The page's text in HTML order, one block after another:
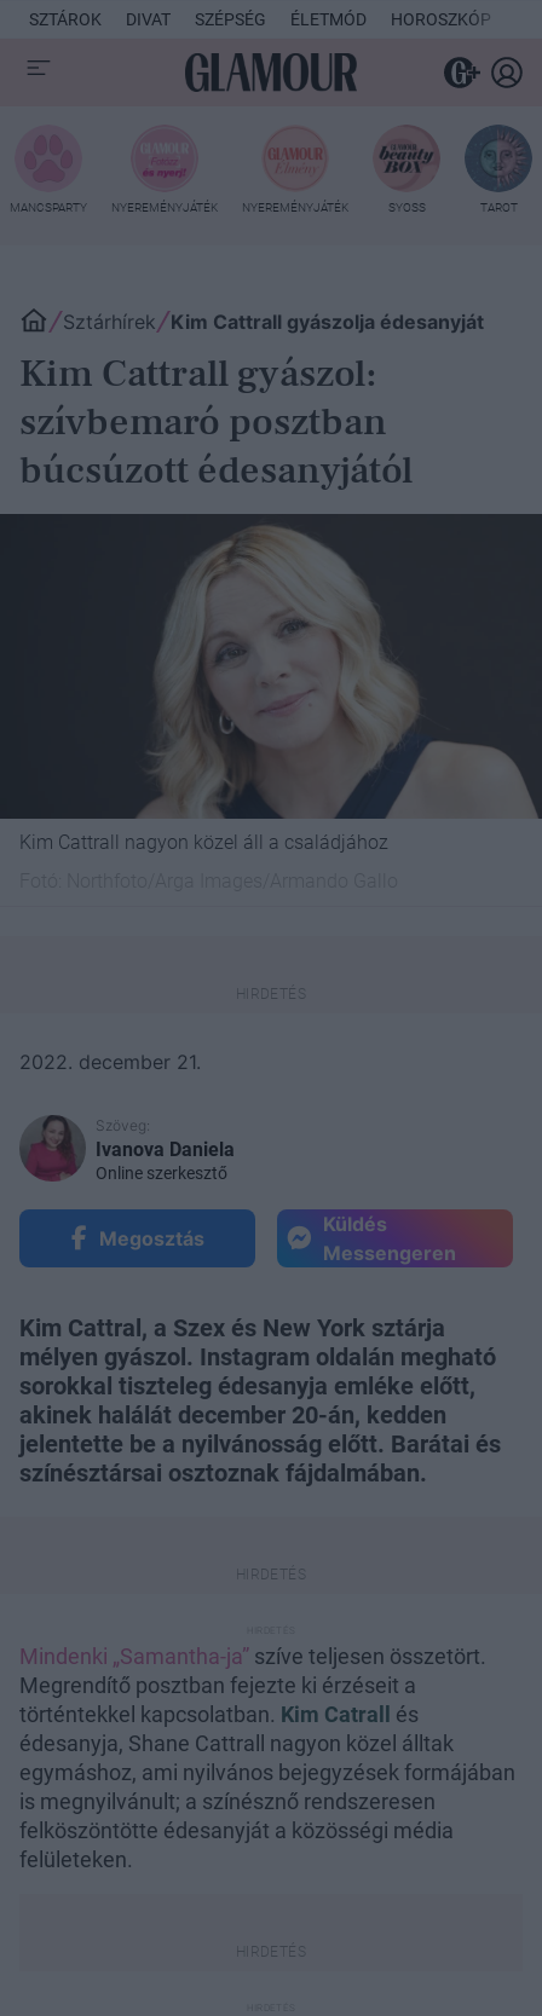
SZTÁROK DIVAT SZÉPSÉG ÉLETMÓD HOROSZKÓP
MANCSPARTY NYEREMÉNYJÁTÉK NYEREMÉNYJÁTÉK SYOSS TAROT
Sztárhírek Kim Cattrall gyászolja édesanyját
Kim Cattrall gyászol:
szívbemaró posztban
búcsúzott édesanyjától
Kim Cattrall nagyon közel áll a családjához
2022. december 21.
Szöveg:
Ivanova Daniela
Online szerkesztő
Megosztás
Küldés
Messengeren
Kim Cattral, a Szex és New York sztárja
mélyen gyászol. Instagram oldalán megható
sorokkal tiszteleg édesanyja emléke előtt,
akinek halálát december 20-án, kedden
jelentette be a nyilvánosság előtt. Barátai és
színésztársai osztoznak fájdalmában.
Mindenki „Samantha-ja” szíve teljesen összetört.
Megrendítő posztban fejezte ki érzéseit a
történtekkel kapcsolatban. Kim Catrall és
édesanyja, Shane Cattrall nagyon közel álltak
egymáshoz, ami nyilvános bejegyzések formájában
is megnyilvánult; a színésznő rendszeresen
felköszöntötte édesanyját a közösségi média
felületeken.